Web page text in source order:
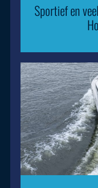
Sportief en